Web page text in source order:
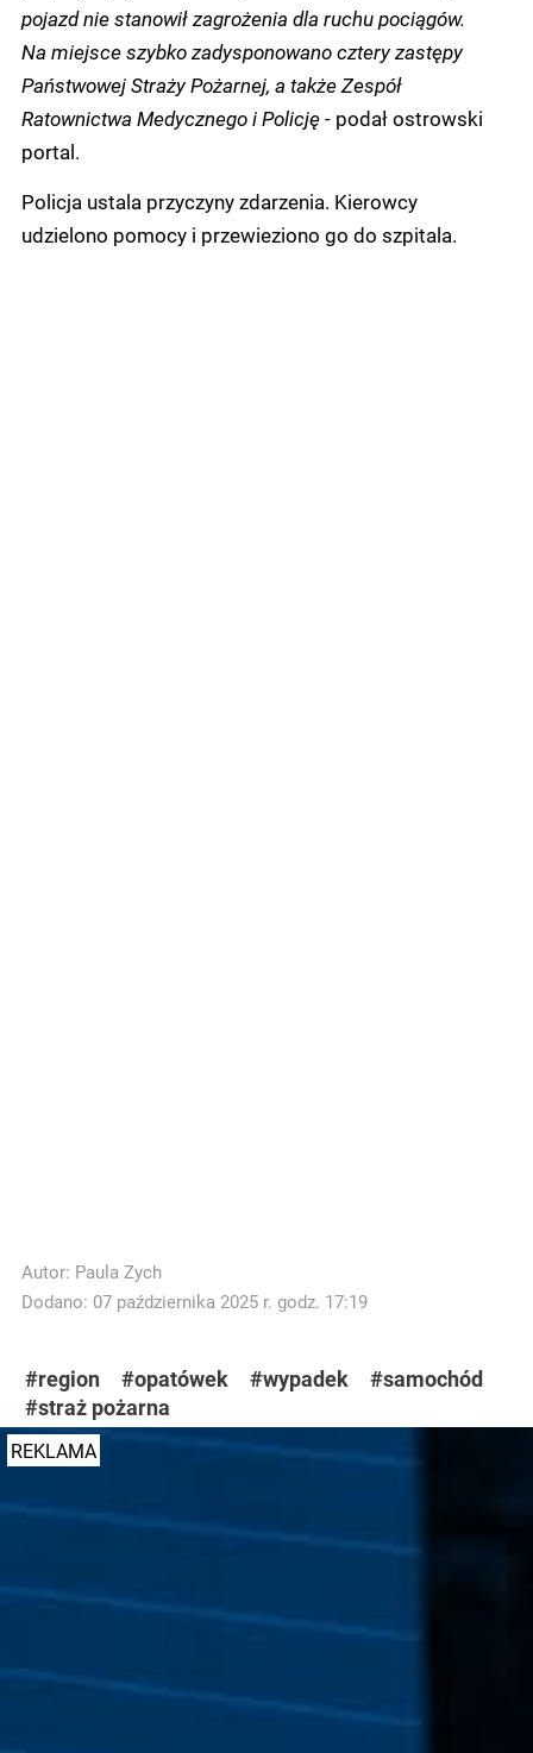
pojazd nie stanowił zagrożenia dla ruchu pociągów.
Na miejsce szybko zadysponowano cztery zastępy
Państwowej Straży Pożarnej, a także Zespół
Ratownictwa Medycznego i Policję - podał ostrowski
portal.
Policja ustala przyczyny zdarzenia. Kierowcy
udzielono pomocy i przewieziono go do szpitala.
Autor: Paula Zych
Dodano: 07 października 2025 r. godz. 17:19
#region #opatówek #wypadek
#samochód
#straż pożarna
REKLAMA